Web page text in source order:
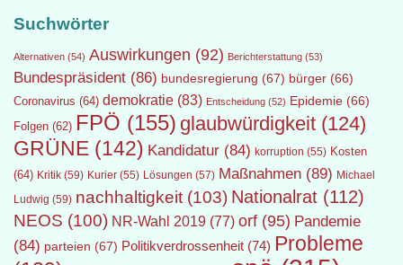
Suchwörter
Alternativen (54) Auswirkungen (92) Berichterstattung (53)
Bundespräsident (86) bundesregierung (67) bürger (66)
Coronavirus (64) demokratie (83) Entscheidung (52) Epidemie (66)
Folgen (62) FPÖ (155) glaubwürdigkeit (124)
GRÜNE (142) Kandidatur (84) korruption (55) Kosten
(64) Kritik (59) Kurier (55) Lösungen (57) Maßnahmen (89) Michael
Ludwig (59) nachhaltigkeit (103) Nationalrat (112)
NEOS (100) NR-Wahl 2019 (77) orf (95) Pandemie
(84) parteien (67) Politikverdrossenheit (74) Probleme